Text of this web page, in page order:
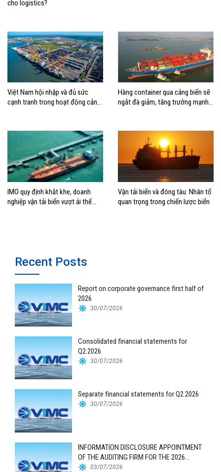
cho logistics?
Việt Nam hội nhập và đủ sức
cạnh tranh trong hoạt động cảng
Hàng container qua cảng biển sẽ
ngắt đà giảm, tăng trưởng mạnh
IMO quy định khắt khe, doanh
nghiệp vận tải biển vượt ải thế
Vận tải biển và đóng tàu: Nhân tố
quan trọng trong chiến lược biển
Recent Posts
Report on corporate governance first half of
2026
30/07/2026
Consolidated financial statements for
Q2.2026
30/07/2026
Separate financial statements for Q2.2026
30/07/2026
INFORMATION DISCLOSURE APPOINTMENT
OF THE AUDITING FIRM FOR THE 2026
FINANCIAL STATEMENTS
03/07/2026